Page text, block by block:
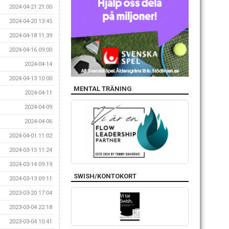
2024-04-21 21:00
2024-04-20 13:45
2024-04-18 11:39
2024-04-16 09:00
2024-04-14
2024-04-13 10:00
2024-04-11
2024-04-09
2024-04-06
2024-04-01 11:02
2024-03-15 11:24
2024-03-14 09:19
2024-03-13 09:11
2023-03-20 17:04
2023-03-04 22:18
2023-03-04 10:41
MENTAL TRÄNING
SWISH/KONTOKORT